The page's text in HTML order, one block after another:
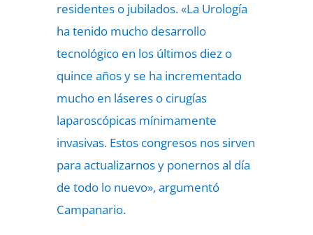
residentes o jubilados. «La Urología
ha tenido mucho desarrollo
tecnológico en los últimos diez o
quince años y se ha incrementado
mucho en láseres o cirugías
laparoscópicas mínimamente
invasivas. Estos congresos nos sirven
para actualizarnos y ponernos al día
de todo lo nuevo», argumentó
Campanario.